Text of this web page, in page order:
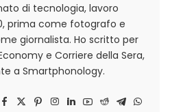
di tecnologia, lavoro
prima come fotografo e
giornalista. Ho scritto per
e Corriere della Sera,
a Smartphonology.